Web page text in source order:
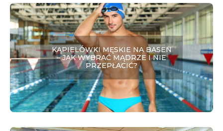
KĄPIELÓWKI MĘSKIE NA BASEN
– JAK WYBRAĆ MĄDRZE I NIE
PRZEPŁACIĆ?